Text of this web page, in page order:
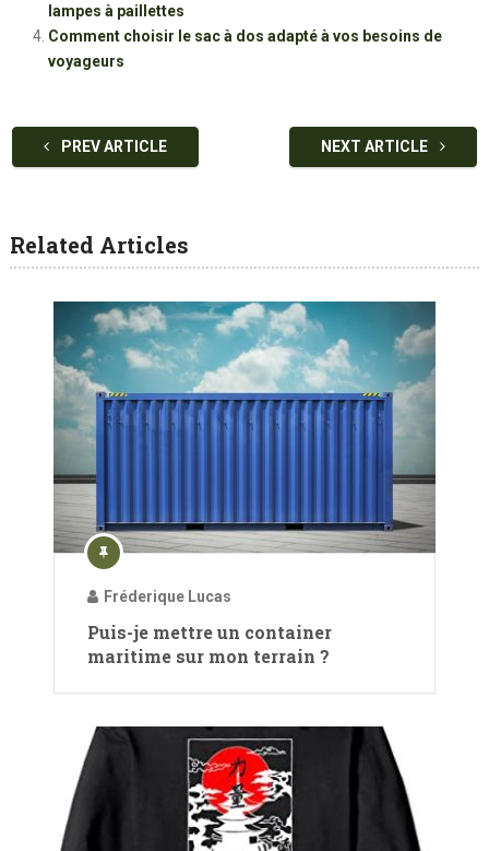
lampes à paillettes
Comment choisir le sac à dos adapté à vos besoins de
voyageurs
PREV ARTICLE NEXT ARTICLE
Related Articles
Fréderique Lucas
Puis-je mettre un container
maritime sur mon terrain ?